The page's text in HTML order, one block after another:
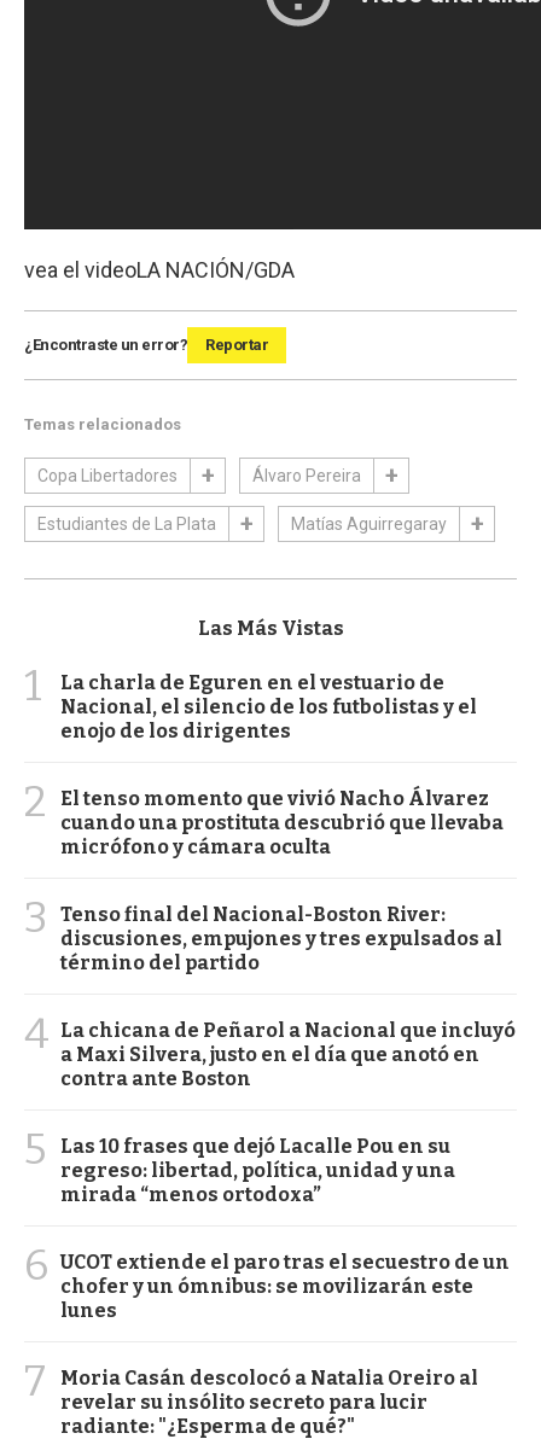
vea el videoLA NACIÓN/GDA
¿Encontraste un error? Reportar
Temas relacionados
Copa Libertadores Álvaro Pereira
Estudiantes de La Plata Matías Aguirregaray
Las Más Vistas
1
La charla de Eguren en el vestuario de
Nacional, el silencio de los futbolistas y el
enojo de los dirigentes
2
El tenso momento que vivió Nacho Álvarez
cuando una prostituta descubrió que llevaba
micrófono y cámara oculta
3
Tenso final del Nacional-Boston River:
discusiones, empujones y tres expulsados al
término del partido
4 La chicana de Peñarol a Nacional que incluyó
a Maxi Silvera, justo en el día que anotó en
contra ante Boston
5
Las 10 frases que dejó Lacalle Pou en su
regreso: libertad, política, unidad y una
mirada “menos ortodoxa”
6 UCOT extiende el paro tras el secuestro de un
chofer y un ómnibus: se movilizarán este
lunes
7
Moria Casán descolocó a Natalia Oreiro al
revelar su insólito secreto para lucir
radiante: "¿Esperma de qué?"